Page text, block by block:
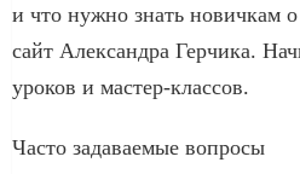
и что нужно знать новичкам
сайт Александра Герчика.
уроков и мастер-классов.
Часто задаваемые вопросы